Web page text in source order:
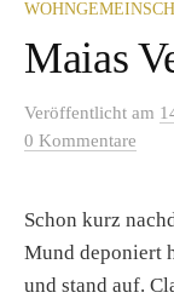
Maias
Veröffentlicht am
0 Kommentare
Schon kurz
Mund deponiert
und stand auf.